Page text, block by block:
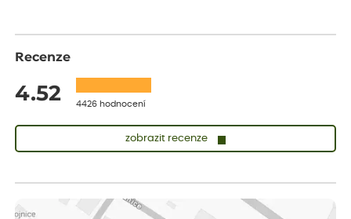
Recenze
4.52 4426 hodnocení
zobrazit recenze
Vše přišlo velice rychle krásně zabalené. Rostlinky po přesazení